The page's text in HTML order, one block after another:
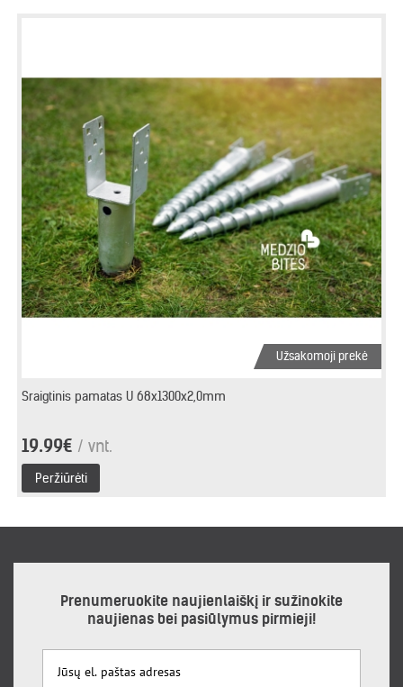
Užsakomoji prekė
Sraigtinis pamatas U 68x1300x2,0mm
19.99€ / vnt.
Peržiūrėti
Prenumeruokite naujienlaiškį ir sužinokite
naujienas bei pasiūlymus pirmieji!